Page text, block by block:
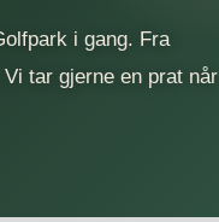
i gang. Fra
tar gjerne en prat når